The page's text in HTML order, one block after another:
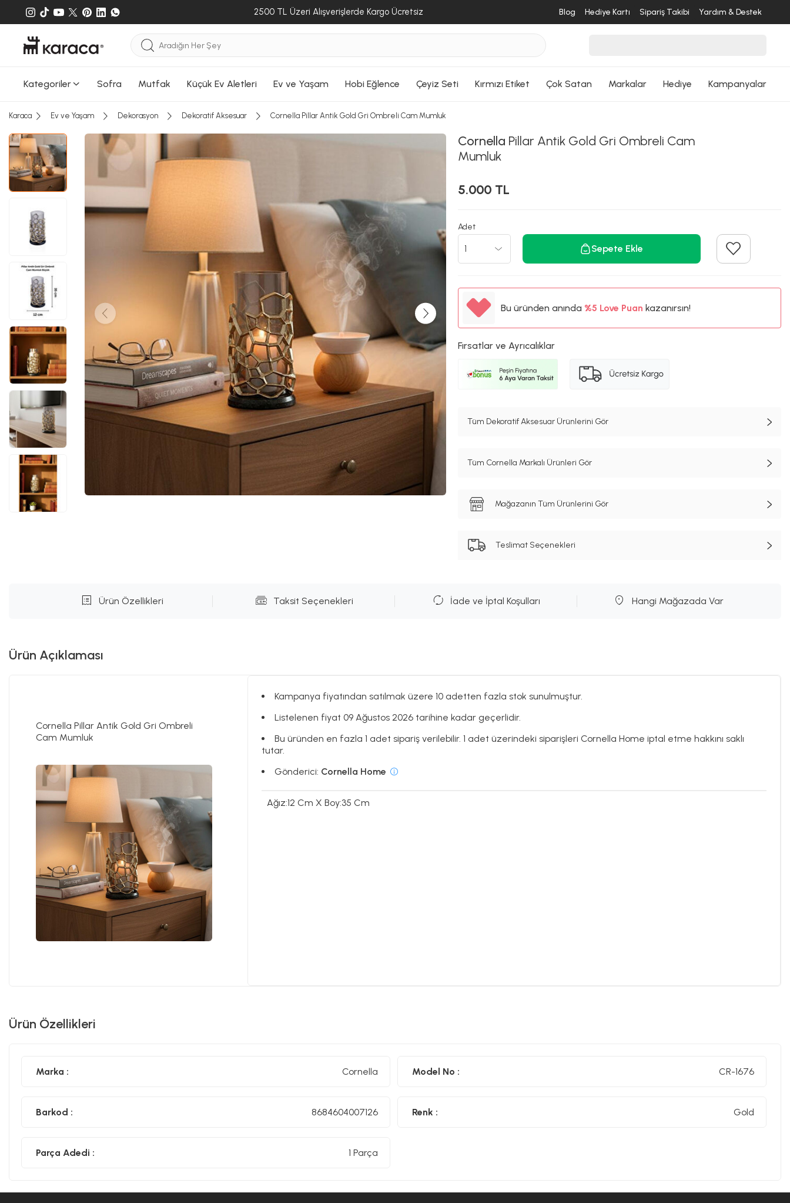
2500 TL Üzeri Alışverişlerde Kargo Ücretsiz Blog Hediye Kartı Sipariş Takibi Yardım & Destek
Kategoriler Sofra Mutfak Küçük Ev Aletleri Ev ve Yaşam Hobi Eğlence Çeyiz Seti Kırmızı Etiket Çok Satan Markalar Hediye Kampanyalar
Karaca Ev ve Yaşam Dekorasyon Dekoratif Aksesuar Cornella Pillar Antik Gold Gri Ombreli Cam Mumluk
Cornella Pillar Antik Gold Gri Ombreli Cam
Mumluk
5.000 TL
Adet
Sepete Ekle
Bu üründen anında %5
%5
Love Puan kazanırsın!
Fırsatlar ve Ayrıcalıklar
Tüm Dekoratif Aksesuar Ürünlerini Gör
Tüm Cornella Markalı Ürünleri Gör
Mağazanın Tüm Ürünlerini Gör
Teslimat Seçenekleri
Ürün Özellikleri Taksit Seçenekleri İade ve İptal Koşulları Hangi Mağazada Var
Ürün Açıklaması
Cornella Pillar Antik Gold Gri Ombreli
Cam Mumluk
Kampanya fiyatından satılmak üzere 10 adetten fazla stok sunulmuştur.
Listelenen fiyat 09 Ağustos 2026 tarihine kadar geçerlidir.
Bu üründen en fazla 1 adet sipariş verilebilir. 1 adet üzerindeki siparişleri Cornella Home iptal etme hakkını saklı
tutar.
Gönderici: Cornella Home
Ağız:12 Cm X Boy:35 Cm
Ürün Özellikleri
Marka : Cornella Model No : CR-1676
Barkod : 8684604007126 Renk : Gold
Parça Adedi : 1 Parça